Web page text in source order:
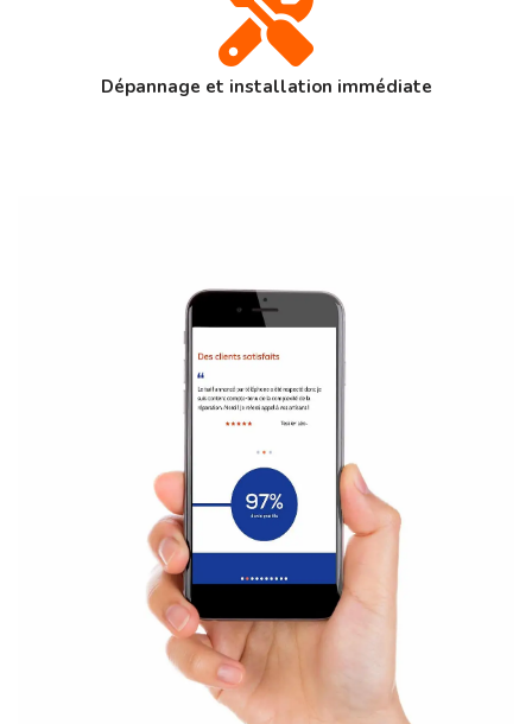
Dépannage et installation immédiate